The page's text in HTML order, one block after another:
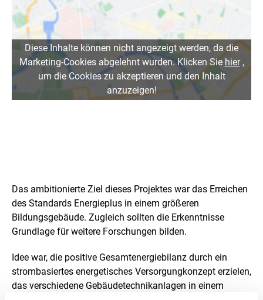
Diese Inhalte können nicht angezeigt werden, da die
Marketing-Cookies abgelehnt wurden. Klicken Sie hier,
um die Cookies zu akzeptieren und den Inhalt
anzuzeigen!
r
a
s
f
Das ambitionierte Ziel dieses Projektes war das Erreichen
des Standards Energieplus in einem größeren
Bildungsgebäude. Zugleich sollten die Erkenntnisse
Grundlage für weitere Forschungen bilden.
Idee war, die positive Gesamtenergiebilanz durch ein
strombasiertes energetisches Versorgungkonzept erzielen,
das verschiedene Gebäudetechnikanlagen in einem